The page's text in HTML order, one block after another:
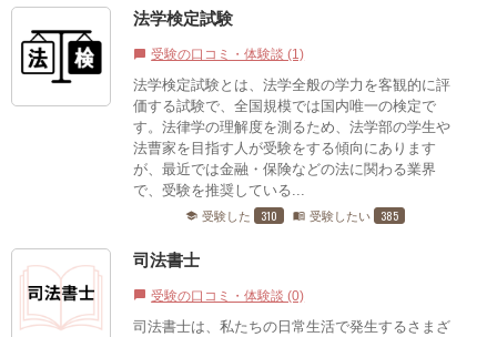
法学検定試験
chat_bubble 受験の口コミ・体験談 (1)
法学検定試験とは、法学全般の学力を客観的に評
価する試験で、全国規模では国内唯一の検定で
す。法律学の理解度を測るため、法学部の学生や
法曹家を目指す人が受験をする傾向にあります
が、最近では金融・保険などの法に関わる業界
で、受験を推奨している...
school 受験した 310 menu_book 受験したい 385
司法書士
chat_bubble 受験の口コミ・体験談 (0)
司法書士は、私たちの日常生活で発生するさまざ